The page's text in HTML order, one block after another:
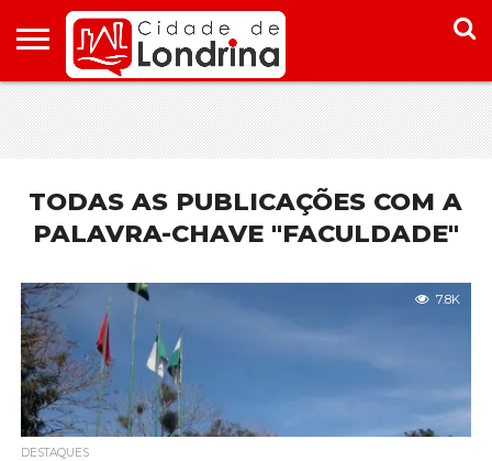
HOME
CONHEÇA
LONDRINA
PONTOS
TURÍSTICOS
ONDE
FICAR EM
LONDRINA
ONDE
COMER
EM
LONDRINA
TODAS AS PUBLICAÇÕES COM A
PALAVRA-CHAVE "FACULDADE"
7.8K
DESTAQUES